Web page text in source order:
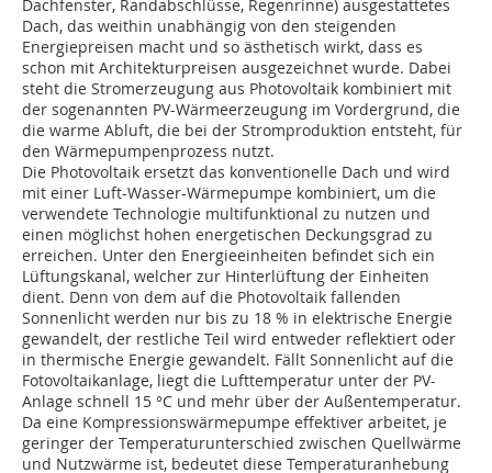
Dachfenster, Randabschlüsse, Regenrinne) ausgestattetes
Dach, das weithin unabhängig von den steigenden
Energiepreisen macht und so ästhetisch wirkt, dass es
schon mit Architekturpreisen ausgezeichnet wurde. Dabei
steht die Stromerzeugung aus Photovoltaik kombiniert mit
der sogenannten PV-Wärmeerzeugung im Vordergrund, die
die warme Abluft, die bei der Stromproduktion entsteht, für
den Wärmepumpenprozess nutzt.
Die Photovoltaik ersetzt das konventionelle Dach und wird
mit einer Luft-Wasser-Wärmepumpe kombiniert, um die
verwendete Technologie multifunktional zu nutzen und
einen möglichst hohen energetischen Deckungsgrad zu
erreichen. Unter den Energieeinheiten befindet sich ein
Lüftungskanal, welcher zur Hinterlüftung der Einheiten
dient. Denn von dem auf die Photovoltaik fallenden
Sonnenlicht werden nur bis zu 18 % in elektrische Energie
gewandelt, der restliche Teil wird entweder reflektiert oder
in thermische Energie gewandelt. Fällt Sonnenlicht auf die
Fotovoltaikanlage, liegt die Lufttemperatur unter der PV-
Anlage schnell 15 °C und mehr über der Außentemperatur.
Da eine Kompressionswärmepumpe effektiver arbeitet, je
geringer der Temperaturunterschied zwischen Quellwärme
und Nutzwärme ist, bedeutet diese Temperaturanhebung